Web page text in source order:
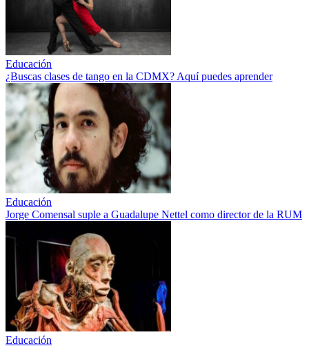
Educación
¿Buscas clases de tango en la CDMX? Aquí puedes aprender
Educación
Jorge Comensal suple a Guadalupe Nettel como director de la RUM
Educación